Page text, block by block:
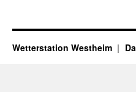
Wetterstation Westheim